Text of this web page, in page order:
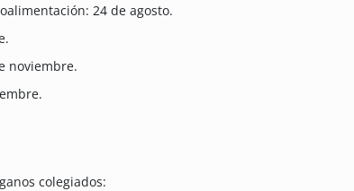
24 de agosto.
noviembre.
colegiados: